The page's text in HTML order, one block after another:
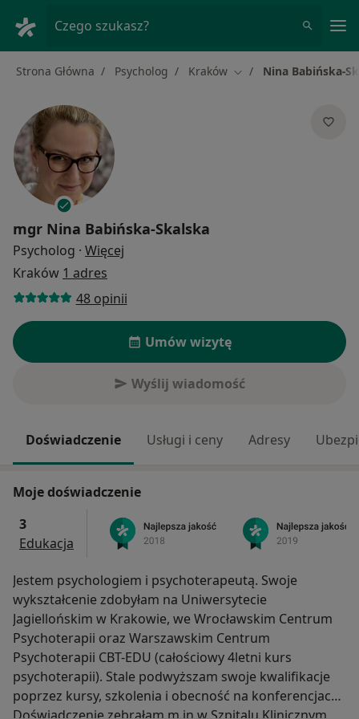
Czego szukasz?
Strona Główna Psycholog Kraków Zmień miasto
Nina Babińska-
mgr Nina Babińska-Skalska
Psycholog · Więcej
Kraków 1 adres
48 opinii
Umów wizytę
Wyślij wiadomość
Doświadczenie Usługi i ceny Adresy
Moje doświadczenie
3
Edukacja
Jestem psychologiem i psychoterapeutą. Swoje
wykształcenie zdobyłam na Uniwersytecie
Jagiellońskim w Krakowie, we Wrocławskim Centrum
Psychoterapii oraz Warszawskim Centrum
Psychoterapii CBT-EDU (całościowy 4letni kurs
psychoterapii). Stale podwyższam swoje kwalifikacje
poprzez kursy, szkolenia i obecność na konferencjach.
Doświadczenie zebrałam m.in w Szpitalu Klinicznym